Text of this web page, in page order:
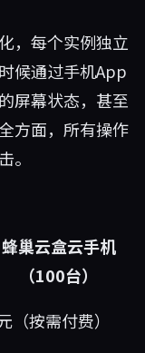
，每个实例独立
候通过手机App
屏幕状态，甚至
方面，所有操作
。
蜂巢云盒云手机
（100台）
（按需付费）